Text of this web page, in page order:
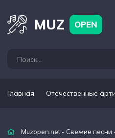
MUZ OPEN
Главная Отечественные
Muzopen.net - Свежие песни
артисты Популярные